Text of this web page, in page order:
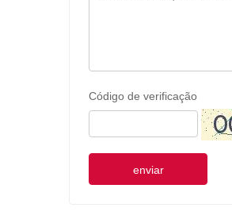
Código de verificação
enviar